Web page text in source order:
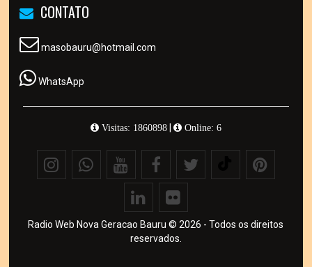
CONTATO
masobauru@hotmail.com
WhatsApp
Visitas: 1860898| Online: 6
Radio Web Nova Geracao Bauru © 2026 - Todos os direitos
reservados.